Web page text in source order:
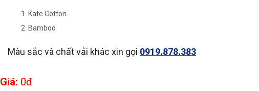
Kate Cotton
Bamboo
Màu sắc và chất vải khác xin gọi 0919.878.383
Giá: 0đ